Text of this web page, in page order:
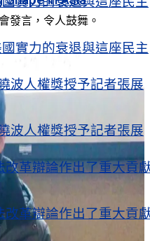
波人權獎授予記者張展
革辯論作出了重大貢
實力的衰退與這座民主
波人權獎授予記者張展
革辯論作出了重大貢
發言，令人鼓舞。